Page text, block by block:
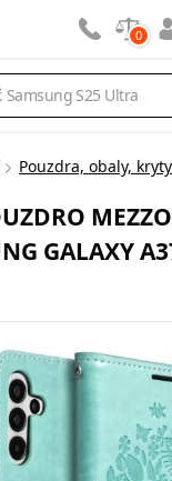
0
Pouzdra, obaly, kryty
GALAXY